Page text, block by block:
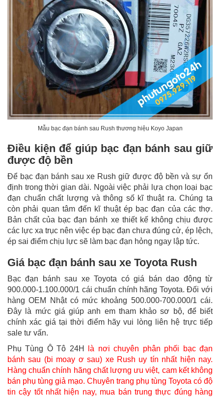
Mẫu bạc đạn bánh sau Rush thương hiệu Koyo Japan
Điều kiện để giúp bạc đạn bánh sau giữ
được độ bền
Để bạc đạn bánh sau xe Rush giữ được độ bền và sự ổn
định trong thời gian dài. Ngoài việc phải lựa chọn loại bạc
đạn chuẩn chất lượng và thông số kĩ thuật ra. Chúng ta
còn phải quan tâm đến kĩ thuật ép bạc đạn của các thợ.
Bản chất của bạc đạn bánh xe thiết kế không chịu được
các lực xa trục nên việc ép bạc đạn chưa đúng cử, ép lệch,
ép sai điểm chịu lực sẽ làm bạc đạn hỏng ngay lập tức.
Giá bạc đạn bánh sau xe Toyota Rush
Bạc đạn bánh sau xe Toyota có giá bán dao động từ
900.000-1.100.000/1 cái chuẩn chính hãng Toyota. Đối với
hàng OEM Nhật có mức khoảng 500.000-700.000/1 cái.
Đây là mức giá giúp anh em tham khảo sơ bộ, để biết
chính xác giá tại thời điểm hãy vui lòng liên hệ trực tiếp
sale tư vấn.
Phụ Tùng Ô Tô 24H
là nơi chuyên phân phối bạc đạn
bánh sau (bi moay ơ sau) xe Rush uy tín nhất hiện nay.
Hàng chuẩn chính hãng chất lượng ưu việt, cam kết không
bán phụ tùng giả mạo. Chuyên trang phụ tùng Toyota có độ
tin cậy tốt nhất hiện nay, mua bán trung thực đúng hàng